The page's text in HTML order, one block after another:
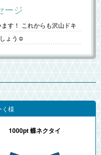
ージ
す！ これからも沢山ドキ
ょう☺️
く様
1000pt 蝶ネクタイ